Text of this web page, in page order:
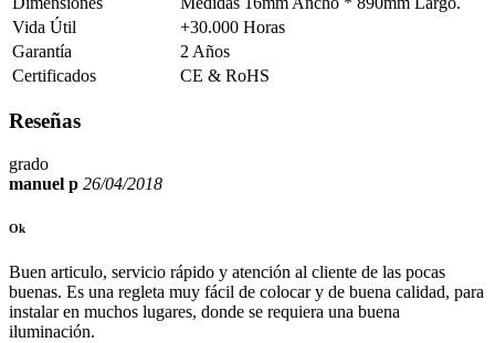
Vida Útil
+30.000 Horas
Garantía
2 Años
Certificados
CE & RoHS
Reseñas
grado
manuel p 26/04/2018
Ok
Buen articulo, servicio rápido y atención al cliente de las pocas
buenas. Es una regleta muy fácil de colocar y de buena calidad, para
instalar en muchos lugares, donde se requiera una buena
iluminación.